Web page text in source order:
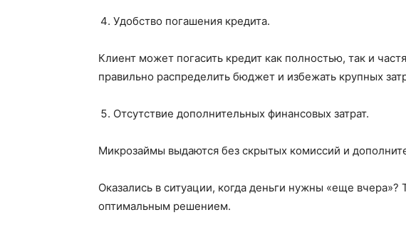
Удобство погашения кредита.
Клиент может погасить кредит как полностью, так и
правильно распределить бюджет и избежать крупных
Отсутствие дополнительных финансовых затрат.
Микрозаймы выдаются без скрытых комиссий и
Оказались в ситуации, когда деньги нужны «еще вчера»?
оптимальным решением.